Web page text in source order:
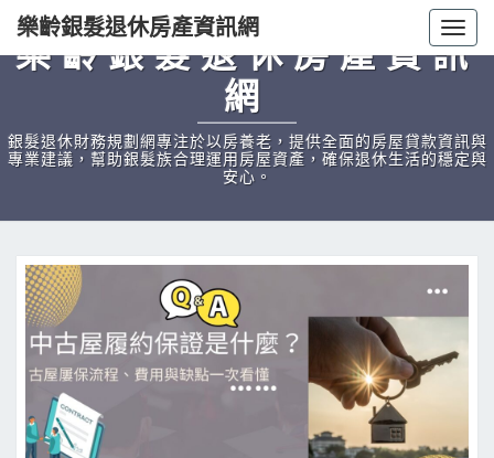
樂齡銀髮退休房產資訊網
樂齡銀髮退休房產資訊
網
銀髮退休財務規劃網專注於以房養老，提供全面的房屋貸款資訊與
專業建議，幫助銀髮族合理運用房屋資產，確保退休生活的穩定與
安心。